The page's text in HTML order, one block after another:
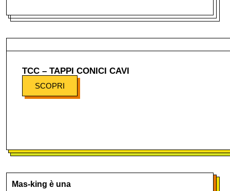
TCC – TAPPI CONICI CAVI
SCOPRI
Mas-king è una